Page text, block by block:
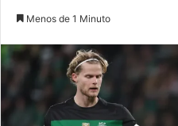
Menos de 1 Minuto